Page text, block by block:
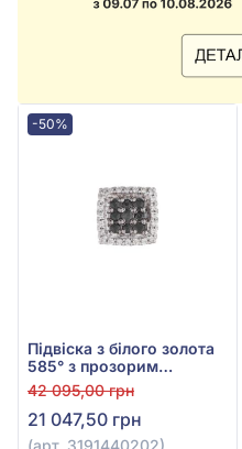
-50%
Підвіска з білого золота
585° з прозорим
діамантом 0,1ct та
чорним діамантом
0,13ct, арт. 3191440202
42 095,00 грн
21 047,50 грн
(арт. 3191440202)